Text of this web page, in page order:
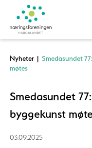
Nyheter | Smedasundet
møtes
Smedasundet
byggekunst
03.09.2025